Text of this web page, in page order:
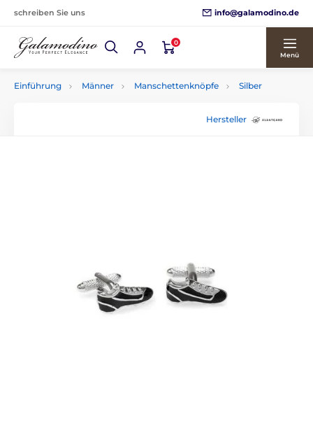
schreiben Sie uns info@galamodino.de
0
Menü
Einführung Männer Manschettenknöpfe Silber
Hersteller